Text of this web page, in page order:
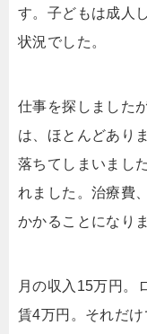
す。子どもは成人
状況でした。
仕事を探しました
は、ほとんどあり
落ちてしまいまし
れました。治療費
かかることになり
月の収入15万円。
賃4万円。それだ